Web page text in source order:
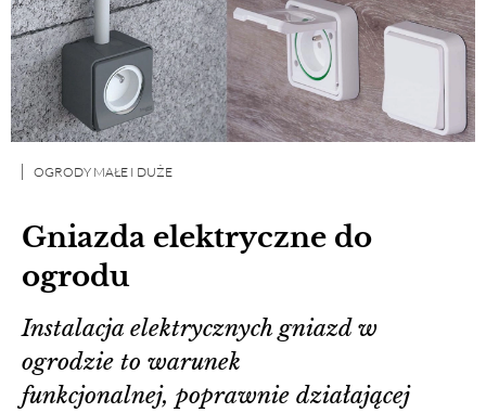
Gniazda elektryczne do
ogrodu
OGRODY MAŁE I DUŻE
Instalacja elektrycznych gniazd w
ogrodzie to warunek
funkcjonalnej, poprawnie działającej